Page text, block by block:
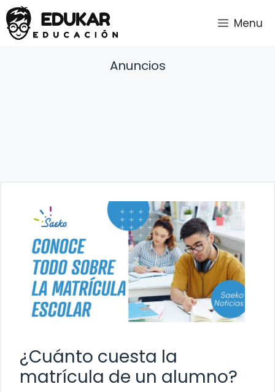
Saltar
al
contenido
Menu
Anuncios
¿Cuánto cuesta la
matrícula de un alumno?